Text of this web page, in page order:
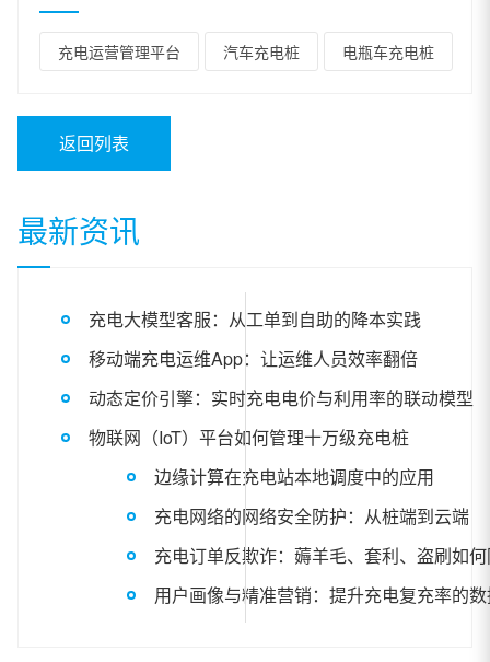
充电运营管理平台 汽车充电桩 电瓶车充电桩
返回列表
最新资讯
充电大模型客服：从工单到自助的降本实践
移动端充电运维App：让运维人员效率翻倍
动态定价引擎：实时充电电价与利用率的联动模型
物联网（IoT）平台如何管理十万级充电桩
边缘计算在充电站本地调度中的应用
充电网络的网络安全防护：从桩端到云端
充电订单反欺诈：薅羊毛、套利、盗刷如
用户画像与精准营销：提升充电复充率的